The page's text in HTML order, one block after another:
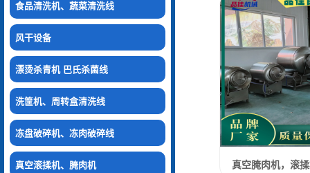
食品清洗机、蔬菜清洗线
风干设备
漂烫杀青机 巴氏杀菌线
洗筐机、周转盒清洗线
冻盘破碎机、冻肉破碎线
真空滚揉机、腌肉机 真空腌肉机，滚